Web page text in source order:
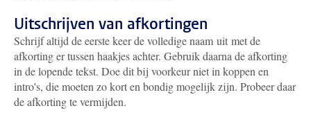
Uitschrijven van afkortingen
Schrijf altijd de eerste keer de volledige naam uit met de
afkorting er tussen haakjes achter. Gebruik daarna de afkorting
in de lopende tekst. Doe dit bij voorkeur niet in koppen en
intro's, die moeten zo kort en bondig mogelijk zijn. Probeer daar
de afkorting te vermijden.